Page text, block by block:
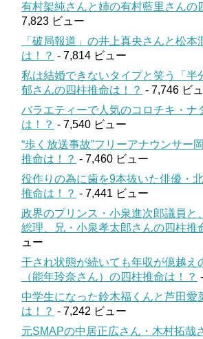
有村架純さんと姉の有村藍里さんの
7,823 ビュー
「破局報道」の井上真央さんと松本
は！？ - 7,814 ビュー
私は結婚できないタイプと笑う「半
郁さんの四柱推命は！？ - 7,746 ビ
バラエティーで人気のコロチキ・ナ
は！？ - 7,540 ビュー
“歩く放送事故”フリーアナウンサー
推命は！？ - 7,460 ビュー
役作りの為に歯を9本抜いた俳優・
推命は！？ - 7,441 ビュー
政界のプリンス・小泉進次郎議員と
総理、兄・小泉孝太郎さんの四柱推
ュー
干され状態が続いても年収が億越え
（能年玲奈さん）の四柱推命は！？
中学生になった鈴木福くんと芦田愛
は！？ - 7,242 ビュー
元SMAPの中居正広さん・木村拓哉